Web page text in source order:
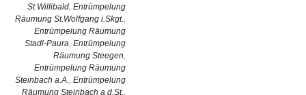
St.Willibald, Entrümpelung
Räumung St.Wolfgang i.Skgt.,
Entrümpelung Räumung
Stadl-Paura, Entrümpelung
Räumung Steegen,
Entrümpelung Räumung
Steinbach a.A., Entrümpelung
Räumung Steinbach a.d.St.,